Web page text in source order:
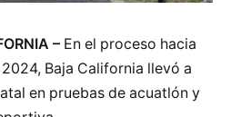
– En el proceso hacia
Baja California llevó a
en pruebas de acuatlón y